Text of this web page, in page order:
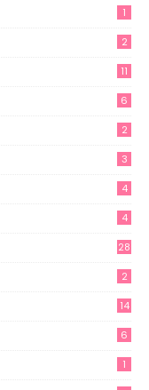
1
2
11
6
2
3
4
4
28
2
14
6
1